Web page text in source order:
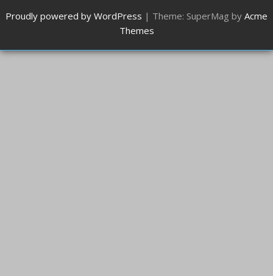
Proudly powered by WordPress | Theme: SuperMag by Acme
Themes